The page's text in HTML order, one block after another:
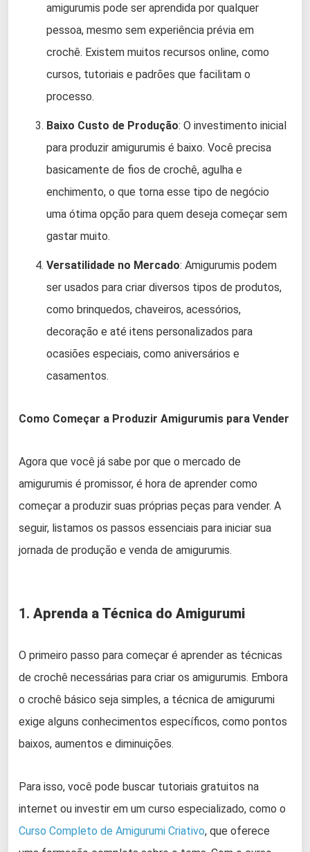
amigurumis pode ser aprendida por qualquer
pessoa, mesmo sem experiência prévia em
crochê. Existem muitos recursos online, como
cursos, tutoriais e padrões que facilitam o
processo.
Baixo Custo de Produção: O investimento inicial
para produzir amigurumis é baixo. Você precisa
basicamente de fios de crochê, agulha e
enchimento, o que torna esse tipo de negócio
uma ótima opção para quem deseja começar sem
gastar muito.
Versatilidade no Mercado: Amigurumis podem
ser usados para criar diversos tipos de produtos,
como brinquedos, chaveiros, acessórios,
decoração e até itens personalizados para
ocasiões especiais, como aniversários e
casamentos.
Como Começar a Produzir Amigurumis para Vender
Agora que você já sabe por que o mercado de
amigurumis é promissor, é hora de aprender como
começar a produzir suas próprias peças para vender. A
seguir, listamos os passos essenciais para iniciar sua
jornada de produção e venda de amigurumis.
1. Aprenda a Técnica do Amigurumi
O primeiro passo para começar é aprender as técnicas
de crochê necessárias para criar os amigurumis. Embora
o crochê básico seja simples, a técnica de amigurumi
exige alguns conhecimentos específicos, como pontos
baixos, aumentos e diminuições.
Para isso, você pode buscar tutoriais gratuitos na
internet ou investir em um curso especializado, como o
Curso Completo de Amigurumi Criativo, que oferece